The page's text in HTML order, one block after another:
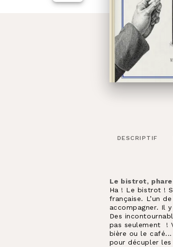
DESCRIPTIF
Le bistrot,
Ha ! Le bistrot !
française. L’un
accompagner. Il
Des
pas seulement !
bière ou le
pour décupler